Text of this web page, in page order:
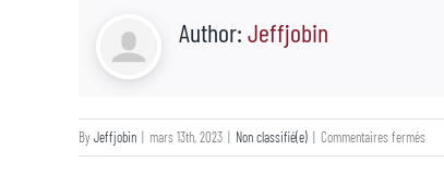
Author: Jeffjobin
ByJeffjobin | mars 13th, 2023 | Non classifié(e) | Commentaires ferméssur